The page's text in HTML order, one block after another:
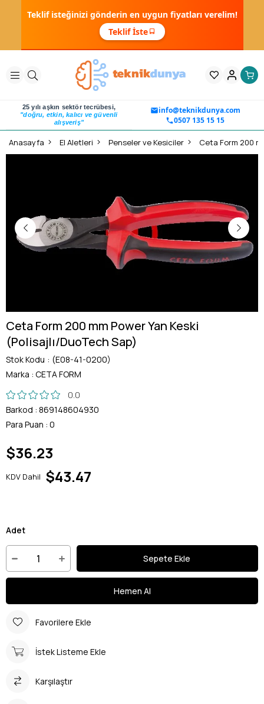
Teklif isteğinizi gönderin en uygun fiyatları verelim!
Teklif İste
25 yılı aşkın sektör tecrübesi,
"doğru, etkin, kalıcı ve güvenli
alışveriş"
info@teknikdunya.com
0507 135 15 15
Anasayfa El Aletleri Penseler ve Kesiciler
Ceta Form 200 mm Power Yan Keski
(Polisajlı/DuoTech Sap)
Stok Kodu
(E08-41-0200)
Marka : CETA FORM
0.0
Barkod : 869148604930
Para Puan : 0
$36.23
KDV Dahil $43.47
Adet
Favorilere Ekle
İstek Listeme Ekle
Karşılaştır